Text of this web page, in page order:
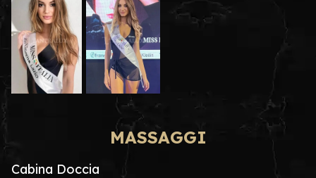
MASSAGGI
Cabina Doccia